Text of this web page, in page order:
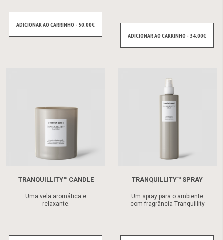
ADICIONAR AO CARRINHO - 50.00€
ADICIONAR AO CARRINHO - 34.00€
TRANQUILLITY™ CANDLE
Uma vela aromática e
relaxante.
TRANQUILLITY™ SPRAY
Um spray para o ambiente
com fragrância Tranquillity